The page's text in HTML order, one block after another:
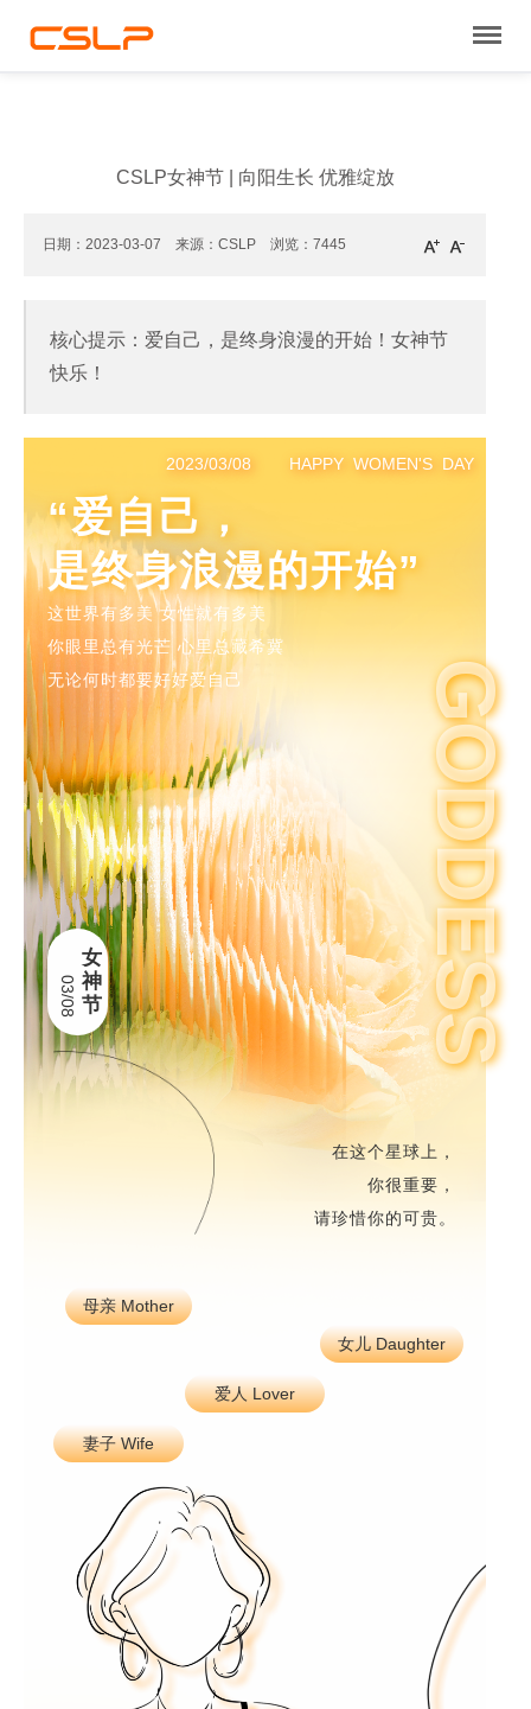
CSLP女神节 | 向阳生长 优雅绽放
日期：2023-03-07 来源：CSLP 浏览： 7445
核心提示：爱自己，是终身浪漫的开始！女神节
快乐！
2023/03/08 HAPPY WOMEN'S DAY
“爱自己，
是终身浪漫的开始”
这世界有多美 女性就有多美
你眼里总有光芒 心里总藏希冀
无论何时都要好好爱自己
03/08
女
神
节
GODDESS
在这个星球上，
你很重要，
请珍惜你的可贵。
母亲 Mother
女儿 Daughter
爱人 Lover
妻子 Wife